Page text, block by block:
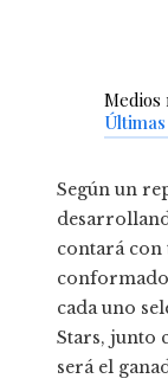
Medios
Según un
contará con
cada uno
Stars, junto
será el